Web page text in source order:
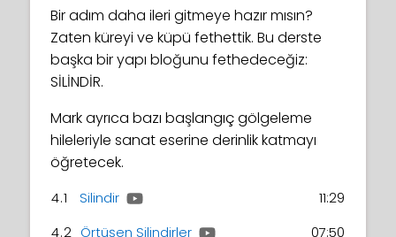
Bir adım daha ileri gitmeye hazır mısın?
Zaten küreyi ve küpü fethettik. Bu derste
başka bir yapı bloğunu fethedeceğiz:
SİLİNDİR.
Mark ayrıca bazı başlangıç gölgeleme
hileleriyle sanat eserine derinlik katmayı
öğretecek.
4.1 Silindir
11:29
4.2 Örtüşen Silindirler 07:50